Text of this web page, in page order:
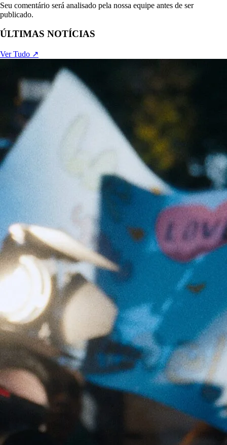
Seu comentário será analisado pela nossa equipe antes de ser
publicado.
ÚLTIMAS NOTÍCIAS
Ver Tudo ↗